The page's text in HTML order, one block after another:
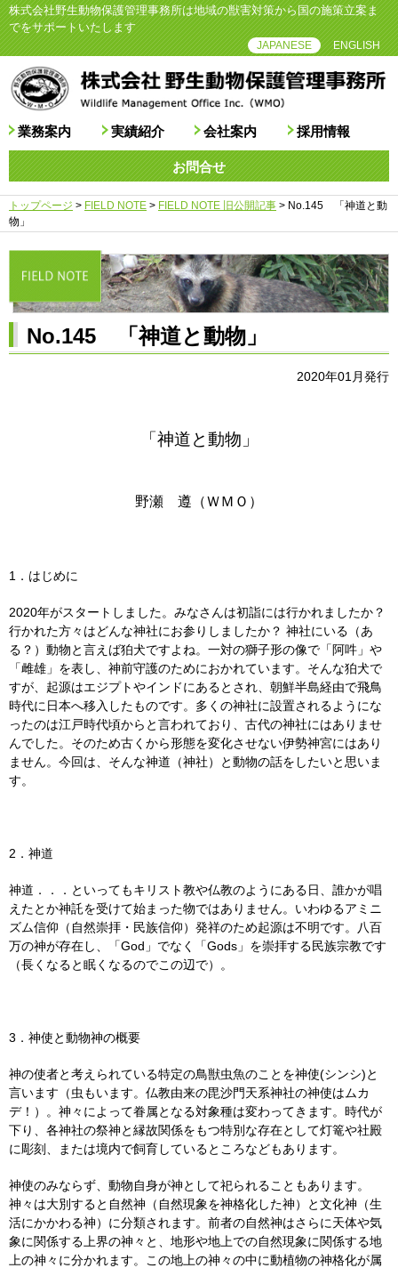
株式会社野生動物保護管理事務所は地域の獣害対策から国の施策立案ま
でをサポートいたします
JAPANESE ENGLISH
業務案内 実績紹介 会社案内 採用情報
お問合せ
トップページ > FIELD NOTE > FIELD NOTE 旧公開記事 > No.145 「神道と動
物」
No.145 「神道と動物」
2020年01月発行
「神道と動物」
野瀬 遵（ＷＭＯ）
1．はじめに
2020年がスタートしました。みなさんは初詣には行かれましたか？
行かれた方々はどんな神社にお参りしましたか？ 神社にいる（あ
る？）動物と言えば狛犬ですよね。一対の獅子形の像で「阿吽」や
「雌雄」を表し、神前守護のためにおかれています。そんな狛犬で
すが、起源はエジプトやインドにあるとされ、朝鮮半島経由で飛鳥
時代に日本へ移入したものです。多くの神社に設置されるようにな
ったのは江戸時代頃からと言われており、古代の神社にはありませ
んでした。そのため古くから形態を変化させない伊勢神宮にはあり
ません。今回は、そんな神道（神社）と動物の話をしたいと思いま
す。
2．神道
神道．．．といってもキリスト教や仏教のようにある日、誰かが唱
えたとか神託を受けて始まった物ではありません。いわゆるアミニ
ズム信仰（自然崇拝・民族信仰）発祥のため起源は不明です。八百
万の神が存在し、「God」でなく「Gods」を崇拝する民族宗教です
（長くなると眠くなるのでこの辺で）。
3．神使と動物神の概要
神の使者と考えられている特定の鳥獣虫魚のことを神使(シンシ)と
言います（虫もいます。仏教由来の毘沙門天系神社の神使はムカ
デ！）。神々によって眷属となる対象種は変わってきます。時代が
下り、各神社の祭神と縁故関係をもつ特別な存在として灯篭や社殿
に彫刻、または境内で飼育しているところなどもあります。
神使のみならず、動物自身が神として祀られることもあります。
神々は大別すると自然神（自然現象を神格化した神）と文化神（生
活にかかわる神）に分類されます。前者の自然神はさらに天体や気
象に関係する上界の神々と、地形や地上での自然現象に関係する地
上の神々に分かれます。この地上の神々の中に動植物の神格化が属